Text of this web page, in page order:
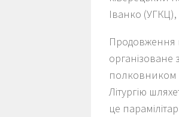
Іванко
Продовження
організоване
полковником
Літургію
це